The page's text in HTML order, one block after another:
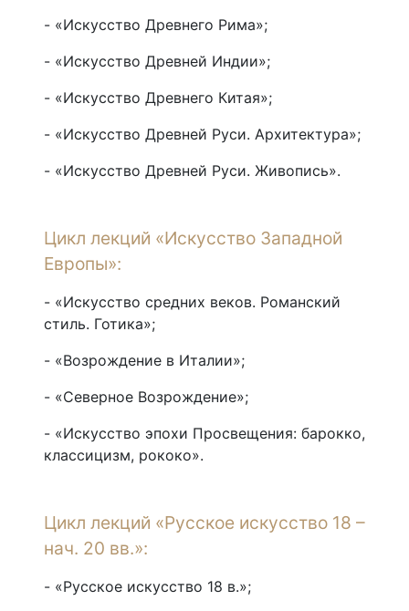
- «Искусство Древнего Рима»;
- «Искусство Древней Индии»;
- «Искусство Древнего Китая»;
- «Искусство Древней Руси. Архитектура»;
- «Искусство Древней Руси. Живопись».
Цикл лекций «Искусство Западной
Европы»:
- «Искусство средних веков. Романский
стиль. Готика»;
- «Возрождение в Италии»;
- «Северное Возрождение»;
- «Искусство эпохи Просвещения: барокко,
классицизм, рококо».
Цикл лекций «Русское искусство 18 –
нач. 20 вв.»:
- «Русское искусство 18 в.»;